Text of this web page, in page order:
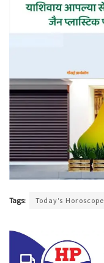
Tags: Today's Horoscope